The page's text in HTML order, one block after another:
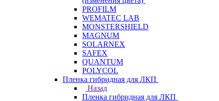
PROFILM
WEMATEC LAB
MONSTERSHIELD
MAGNUM
SOLARNEX
SAFEX
QUANTUM
POLYCOL
Пленка гибридная для ЛКП
Назад
Пленка гибридная для ЛКП